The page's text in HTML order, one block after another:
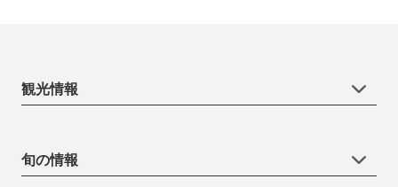
観光情報
旬の情報